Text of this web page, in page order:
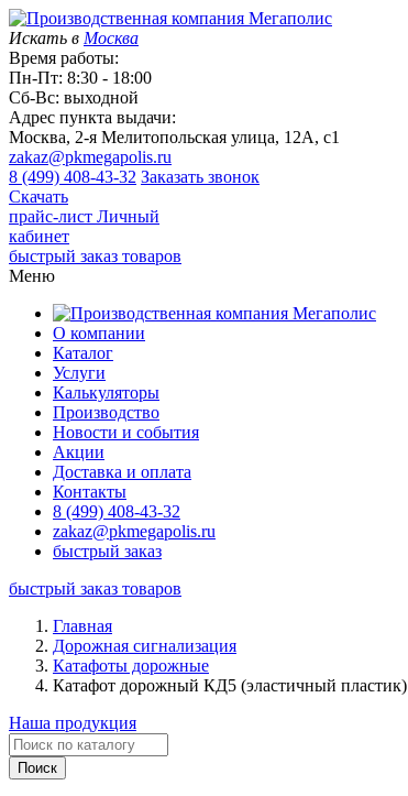
Искать в Москва
Время работы:
Пн-Пт: 8:30 - 18:00
Сб-Вс: выходной
Адрес пункта выдачи:
Москва, 2-я Мелитопольская улица, 12А, с1
zakaz@pkmegapolis.ru
8 (499) 408-43-32 Заказать звонок
Скачать
прайс-лист Личный
кабинет
быстрый заказ товаров
Меню
О компании
Каталог
Услуги
Калькуляторы
Производство
Новости и события
Акции
Доставка и оплата
Контакты
8 (499) 408-43-32
zakaz@pkmegapolis.ru
быстрый заказ
быстрый заказ товаров
Главная
Дорожная сигнализация
Катафоты дорожные
Катафот дорожный КД5 (эластичный пластик)
Наша продукция